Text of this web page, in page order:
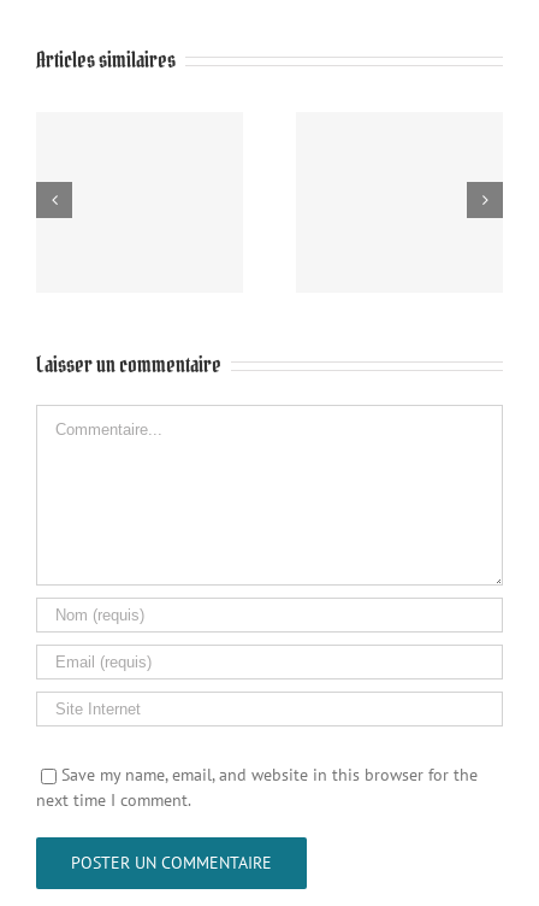
Articles similaires
Luxembourg :
Laisser un commentaire
Save my name, email, and website in this browser for the
next time I comment.